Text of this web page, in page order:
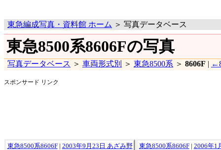
東急編成写真・資料館 ホーム ＞ 写真データベース
東急8500系8606Fの写真
写真データベース ＞ 車両形式別 ＞ 東急8500系 ＞ 8606F |
スポンサード リンク
東急8500系8606F| 2003年9月23日 あざみ野 東急8500系8606F| 2006年1